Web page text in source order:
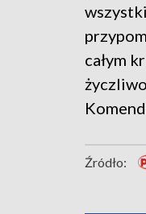
całym
Źródło: